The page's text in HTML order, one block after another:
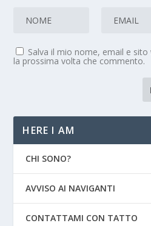
Salva il mio nome, email e
la prossima volta che commento.
HERE I AM
CHI SONO?
AVVISO AI NAVIGANTI
CONTATTAMI CON TATTO